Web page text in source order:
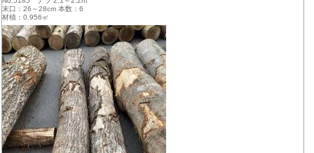
末口：26～28cm 本数：6
材積：0.956㎥